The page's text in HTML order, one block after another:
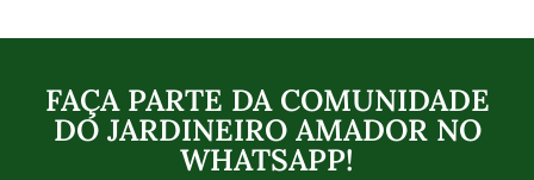
FAÇA PARTE DA COMUNIDADE
DO JARDINEIRO AMADOR NO
WHATSAPP!